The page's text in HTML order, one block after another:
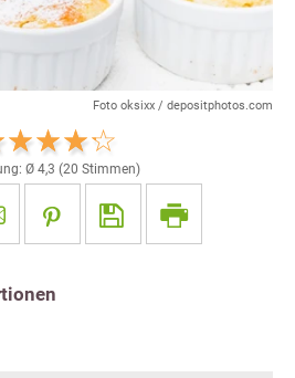
Foto oksixx / depositphotos.com
Ø 4,3 (20 Stimmen)